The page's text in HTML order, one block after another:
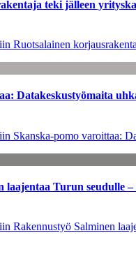
teki jälleen
Ruotsalainen
Datakeskustyömaita
Skanska-pomo varoittaa:
laajentaa Turun seudulle
Rakennustyö Salminen